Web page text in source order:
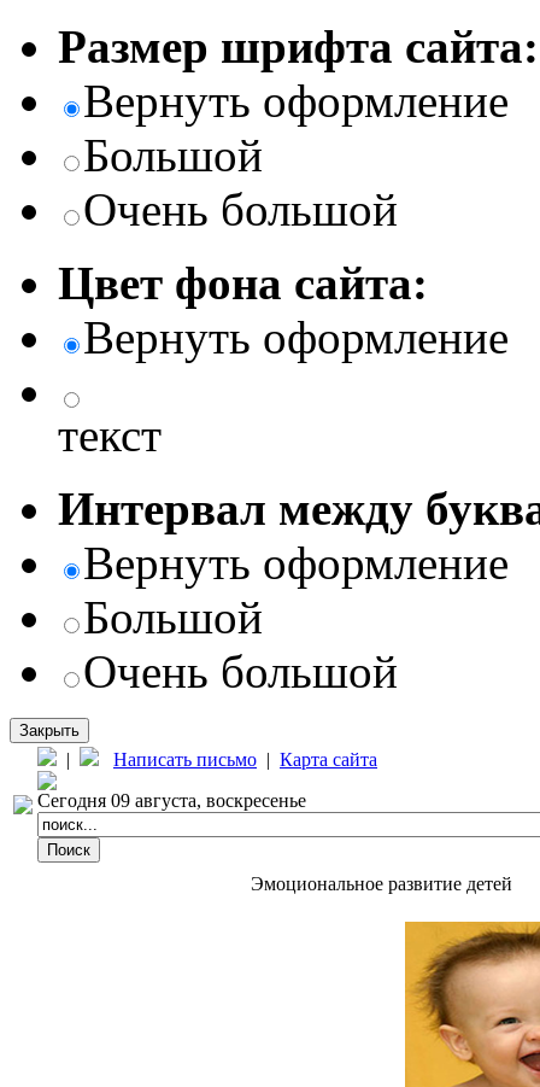
Размер шрифта сайта:
Вернуть оформление
Большой
Очень большой
Цвет фона сайта:
Вернуть оформление
текст
Интервал между
Вернуть оформление
Большой
Очень большой
Закрыть
| Написать письмо | Карта сайта
Сегодня 09 августа, воскресенье
Эмоциональное развитие детей